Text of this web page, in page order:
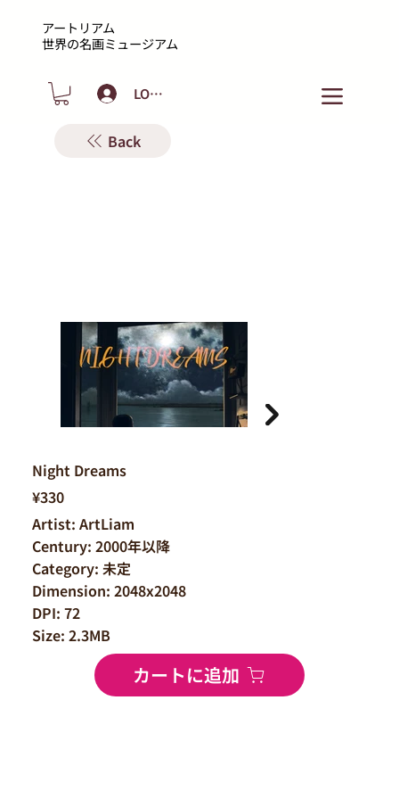
アートリアム
​世界の名画ミュージアム
LOGIN
Back
¥330
Artist: ArtLiam
Century: 2000年以降
Category: 未定
Dimension: 2048x2048
DPI: 72
Size: 2.3MB
カートに追加
Night Dreams